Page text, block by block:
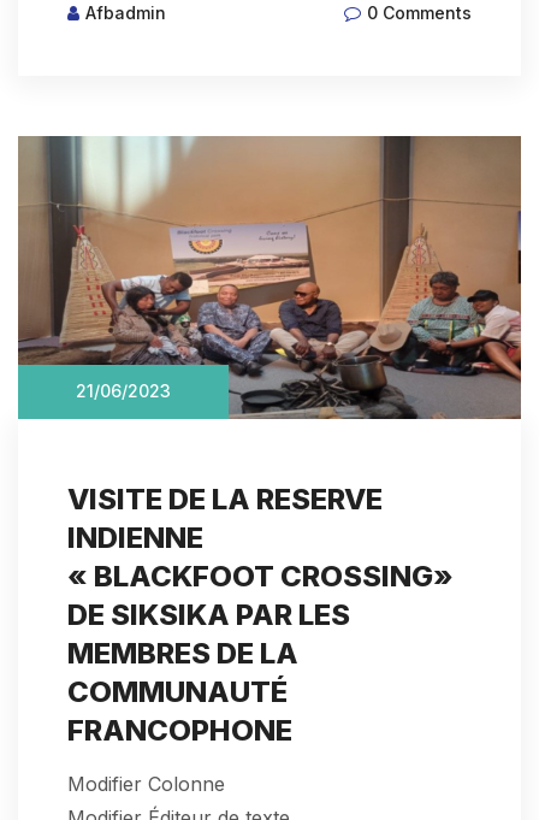
Afbadmin 0 Comments
21/06/2023
VISITE DE LA RESERVE
INDIENNE
« BLACKFOOT CROSSING»
DE SIKSIKA PAR LES
MEMBRES DE LA
COMMUNAUTÉ
FRANCOPHONE
Modifier Colonne